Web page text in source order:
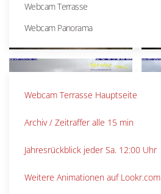
11
Webcam Terrasse
Webcam Panorama
Webcam Terrasse Hauptseite
Archiv / Zeitraffer alle 15 min
Jahresrückblick jeder Sa. 12:00 Uhr
Weitere Animationen auf Lookr.com